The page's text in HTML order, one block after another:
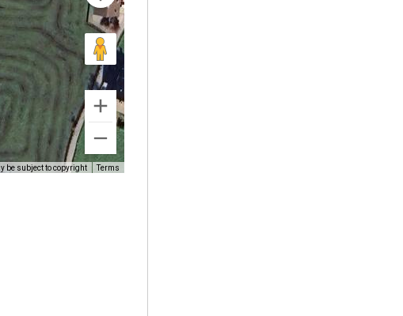
be subject to copyright Terms